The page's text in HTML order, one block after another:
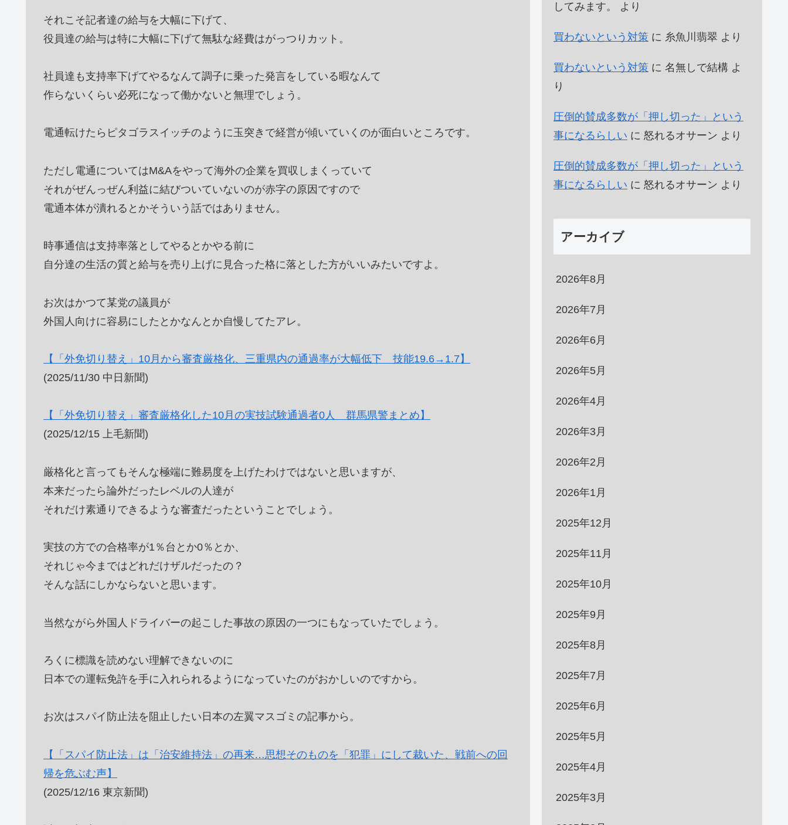
それこそ記者達の給与を大幅に下げて、
役員達の給与は特に大幅に下げて無駄な経費はがっつりカット。
社員達も支持率下げてやるなんて調子に乗った発言をしている暇なんて
作らないくらい必死になって働かないと無理でしょう。
電通転けたらピタゴラスイッチのように玉突きで経営が傾いていくのが面白いところです。
ただし電通についてはM&Aをやって海外の企業を買収しまくっていて
それがぜんっぜん利益に結びついていないのが赤字の原因ですので
電通本体が潰れるとかそういう話ではありません。
時事通信は支持率落としてやるとかやる前に
自分達の生活の質と給与を売り上げに見合った格に落とした方がいいみたいですよ。
お次はかつて某党の議員が
外国人向けに容易にしたとかなんとか自慢してたアレ。
【「外免切り替え」10月から審査厳格化、三重県内の通過率が大幅低下 技能19.6→1.7】
(2025/11/30 中日新聞)
【「外免切り替え」審査厳格化した10月の実技試験通過者0人 群馬県警まとめ】
(2025/12/15 上毛新聞)
厳格化と言ってもそんな極端に難易度を上げたわけではないと思いますが、
本来だったら論外だったレベルの人達が
それだけ素通りできるような審査だったということでしょう。
実技の方での合格率が1％台とか0％とか、
それじゃ今まではどれだけザルだったの？
そんな話にしかならないと思います。
当然ながら外国人ドライバーの起こした事故の原因の一つにもなっていたでしょう。
ろくに標識を読めない理解できないのに
日本での運転免許を手に入れられるようになっていたのがおかしいのですから。
お次はスパイ防止法を阻止したい日本の左翼マスゴミの記事から。
【「スパイ防止法」は「治安維持法」の再来…思想そのものを「犯罪」にして裁いた、戦前への回
帰を危ぶむ声】
(2025/12/16 東京新聞)
してみます。
より
買わないという対策 に 糸魚川翡翠 より
買わないという対策 に 名無しで結構 よ
り
圧倒的賛成多数が「押し切った」という
事になるらしい に 怒れるオサーン より
圧倒的賛成多数が「押し切った」という
事になるらしい に 怒れるオサーン より
アーカイブ
2026年8月
2026年7月
2026年6月
2026年5月
2026年4月
2026年3月
2026年2月
2026年1月
2025年12月
2025年11月
2025年10月
2025年9月
2025年8月
2025年7月
2025年6月
2025年5月
2025年4月
2025年3月